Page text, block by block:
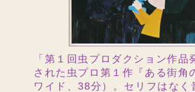
「第１回虫プロダクション作品
された虫プロ第１作『ある街角
ワイド、38分）。セリフはなく